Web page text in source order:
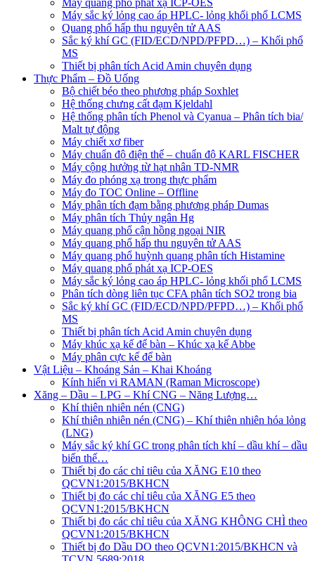
Máy quang phổ phát xạ ICP-OES
Máy sắc ký lỏng cao áp HPLC- lỏng khối phổ LCMS
Quang phổ hấp thu nguyên tử AAS
Sắc ký khí GC (FID/ECD/NPD/PFPD…) – Khối phổ
MS
Thiết bị phân tích Acid Amin chuyên dụng
Thực Phẩm – Đồ Uống
Bộ chiết béo theo phương pháp Soxhlet
Hệ thống chưng cất đạm Kjeldahl
Hệ thống phân tích Phenol và Cyanua – Phân tích bia/
Malt tự động
Máy chiết xơ fiber
Máy chuẩn độ điện thế – chuẩn độ KARL FISCHER
Máy cộng hưởng từ hạt nhân TD-NMR
Máy đo phóng xạ trong thực phẩm
Máy đo TOC Online – Offline
Máy phân tích đạm bằng phương pháp Dumas
Máy phân tích Thủy ngân Hg
Máy quang phổ cận hồng ngoại NIR
Máy quang phổ hấp thu nguyên tử AAS
Máy quang phổ huỳnh quang phân tích Histamine
Máy quang phổ phát xạ ICP-OES
Máy sắc ký lỏng cao áp HPLC- lỏng khối phổ LCMS
Phân tích dòng liên tục CFA phân tích SO2 trong bia
Sắc ký khí GC (FID/ECD/NPD/PFPD…) – Khối phổ
MS
Thiết bị phân tích Acid Amin chuyên dụng
Máy khúc xạ kế để bàn – Khúc xạ kế Abbe
Máy phân cực kế để bàn
Vật Liệu – Khoáng Sản – Khai Khoáng
Kính hiển vi RAMAN (Raman Microscope)
Xăng – Dầu – LPG – Khí CNG – Năng Lượng…
Khí thiên nhiên nén (CNG)
Khí thiên nhiên nén (CNG) – Khí thiên nhiên hóa lỏng
(LNG)
Máy sắc ký khí GC trong phân tích khí – dầu khí – dầu
biến thế…
Thiết bị đo các chỉ tiêu của XĂNG E10 theo
QCVN1:2015/BKHCN
Thiết bị đo các chỉ tiêu của XĂNG E5 theo
QCVN1:2015/BKHCN
Thiết bị đo các chỉ tiêu của XĂNG KHÔNG CHÌ theo
QCVN1:2015/BKHCN
Thiết bị đo Dầu DO theo QCVN1:2015/BKHCN và